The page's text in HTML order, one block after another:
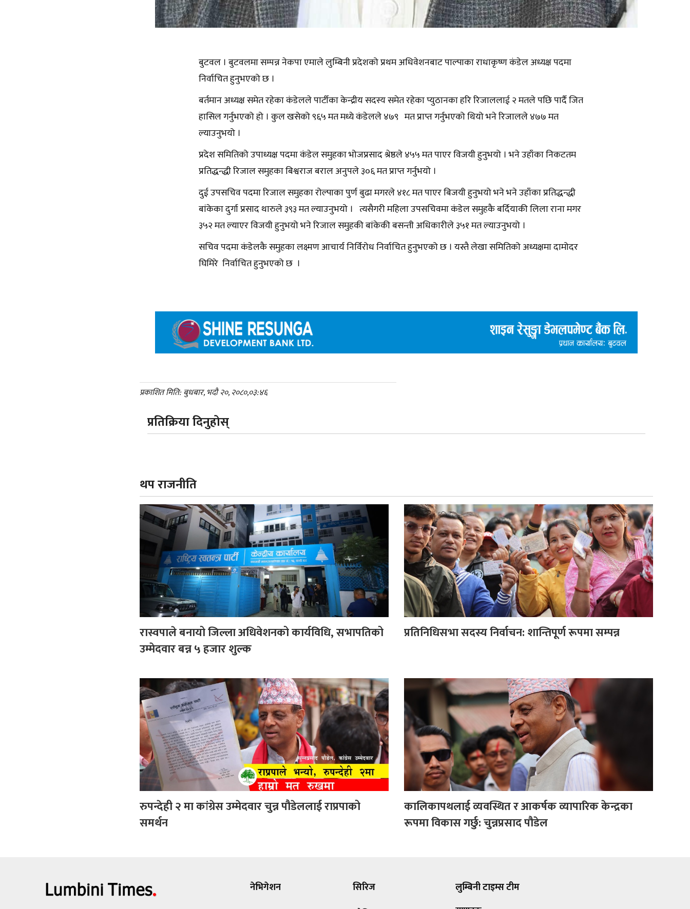
बुटवल । बुटवलमा सम्पन्न नेकपा एमाले लुम्बिनी प्रदेशको प्रथम अधिवेशनबाट पाल्पाका राधाकृष्ण कंडेल अध्यक्ष पदमा
निर्वाचित हुनुभएको छ ।
बर्तमान अध्यक्ष समेत रहेका कंडेलले पार्टीका केन्द्रीय सदस्य समेत रहेका प्युठानका हरि रिजाललाई २ मतले पछि पार्दै जित
हासिल गर्नुभएको हो । कुल खसेको ९६५ मत मध्ये कंडेलले ४७९ मत प्राप्त गर्नुभएको थियो भने रिजालले ४७७ मत
ल्याउनुभयो ।
प्रदेश समितिको उपाध्यक्ष पदमा कंडेल समुहका भोजप्रसाद श्रेष्ठले ४५५ मत पाएर विजयी हुनुभयो । भने उहाँका निकटतम
प्रतिद्धन्द्धी रिजाल समुहका बिश्वराज बराल अनुपले ३०६ मत प्राप्त गर्नुभयो ।
दुई उपसचिव पदमा रिजाल समुहका रोल्पाका पुर्ण बुढा मगरले ४१८ मत पाएर बिजयी हुनुभयो भने भने उहाँका प्रतिद्धन्द्धी
बांकेका दुर्गा प्रसाद थारुले ३९३ मत ल्याउनुभयो । त्यसैगरी महिला उपसचिवमा कंडेल समुहकै बर्दियाकी लिला राना मगर
३५२ मत ल्याएर विजयी हुनुभयो भने रिजाल समुहकी बांकेकी बसन्ती अधिकारीले ३५१ मत ल्याउनुभयो ।
सचिव पदमा कंडेलकै समुहका लक्ष्मण आचार्य निर्विरोध निर्वाचित हुनुभएको छ । यस्तै लेखा समितिको अध्यक्षमा दामोदर
घिमिरे निर्वाचित हुनुभएको छ ।
प्रकाशित मिति: बुधबार, भदौ २०, २०८०,०३:४६
प्रतिक्रिया दिनुहोस्
थप राजनीति
रास्वपाले बनायो जिल्ला अधिवेशनको कार्यविधि, सभापतिको
उम्मेदवार बन्न ५ हजार शुल्क
प्रतिनिधिसभा सदस्य निर्वाचन: शान्तिपूर्ण रूपमा सम्पन्न
रुपन्देही २ मा कांग्रेस उम्मेदवार चुन्न पौडेललाई राप्रपाको
समर्थन
कालिकापथलाई व्यवस्थित र आकर्षक व्यापारिक केन्द्रका
रूपमा विकास गर्छु: चुन्नप्रसाद पौडेल
नेभिगेशन सिरिज लुम्बिनी टाइम्स टीम